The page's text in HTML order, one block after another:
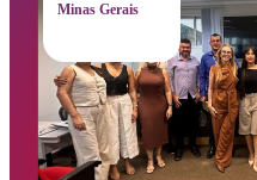
Minas Gerais